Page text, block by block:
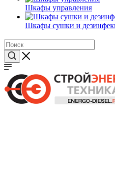
Шкафы управления
Шкафы сушки и